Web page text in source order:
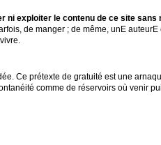
ni exploiter le contenu de ce site sans
de manger ; de même, unE
Ce prétexte de gratuité est une
comme de réservoirs où venir